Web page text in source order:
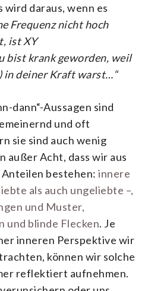
wird daraus, wenn es
Frequenz nicht hoch
ist XY
bist krank geworden, weil
in deiner Kraft warst…“
dann“-Aussagen sind
und oft
sie sind auch wenig
außer Acht, dass wir aus
bestehen: innere
als auch ungeliebte –,
und Muster,
und blinde Flecken. Je
inneren Perspektive wir
können wir solche
reflektiert aufnehmen.